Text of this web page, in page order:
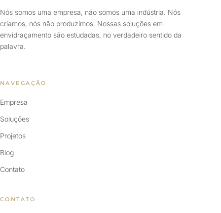
Nós somos uma empresa, não somos uma indústria. Nós
criamos, nós não produzimos. Nossas soluções em
envidraçamento são estudadas, no verdadeiro sentido da
palavra.
NAVEGAÇÃO
Empresa
Soluções
Projetos
Blog
Contato
CONTATO